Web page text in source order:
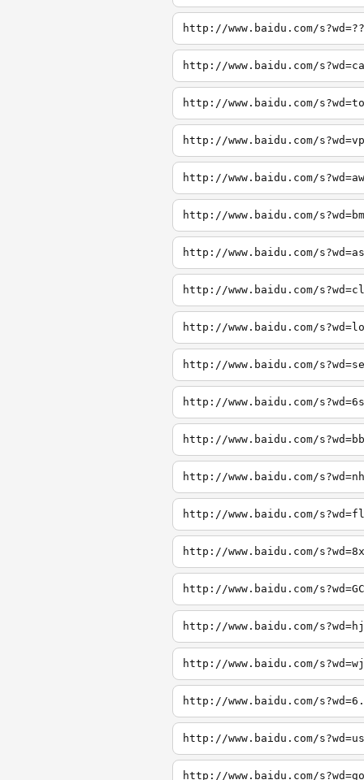
http://www.baidu.com/
http://www.baidu.com/
http://www.baidu.com/
http://www.baidu.com/
http://www.baidu.com/
http://www.baidu.com/
http://www.baidu.com/
http://www.baidu.com/
http://www.baidu.com/
http://www.baidu.com/
http://www.baidu.com/
http://www.baidu.com/
http://www.baidu.com/
http://www.baidu.com/
http://www.baidu.com/
http://www.baidu.com/
http://www.baidu.com/
http://www.baidu.com/
http://www.baidu.com/
http://www.baidu.com/
http://www.baidu.com/